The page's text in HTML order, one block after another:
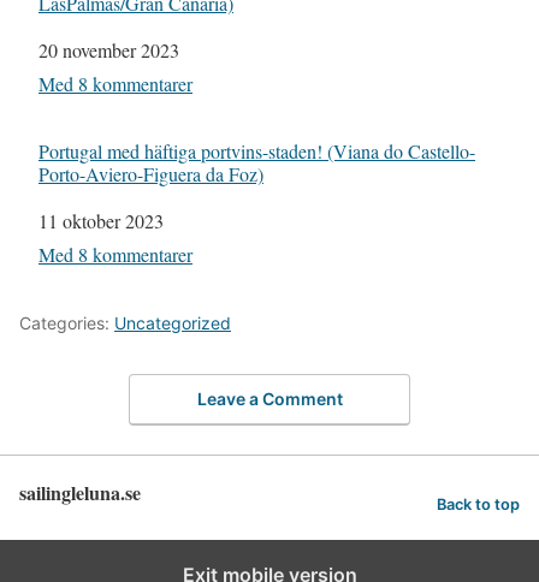
Datum
20 november 2023
I relation till
Med 8 kommentarer
Portugal med häftiga portvins-staden! (Viana do Castello-
Porto-Aviero-Figuera da Foz)
Datum
11 oktober 2023
I relation till
Med 8 kommentarer
Categories: Uncategorized
Leave a Comment
sailingleluna.se Back to top
Exit mobile version